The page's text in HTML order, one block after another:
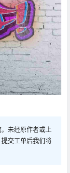
未经原作者或上
交工单后我们将